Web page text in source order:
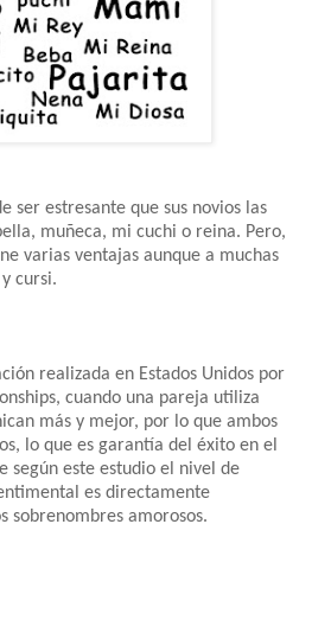
ser estresante que sus novios las
muñeca, mi cuchi o reina. Pero,
varias ventajas aunque a muchas
cursi.
realizada en Estados Unidos por
cuando una pareja utiliza
más y mejor, por lo que ambos
lo que es garantía del éxito en el
según este estudio el nivel de
es directamente
sobrenombres amorosos.